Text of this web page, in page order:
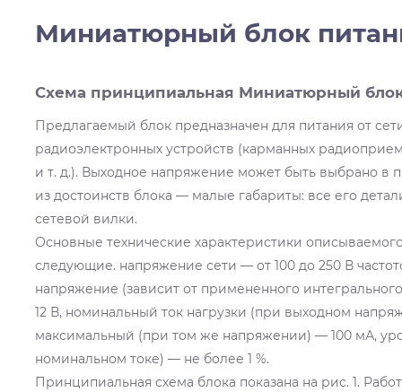
Миниатюрный блок
Схема принципиальная Миниатюрный
Предлагаемый блок предназначен для питания от
радиоэлектронных устройств (карманных
и т. д.). Выходное напряжение может быть выбрано в
из достоинств блока — малые габариты: все его
сетевой вилки.
Основные технические характеристики
следующие. напряжение сети — от 100 до 250 В
напряжение (зависит от примененного
12 В, номинальный ток нагрузки (при выходном
максимальный (при том же напряжении) — 100 мА,
номинальном токе) — не более 1 %.
Принципиальная схема блока показана на рис. 1.